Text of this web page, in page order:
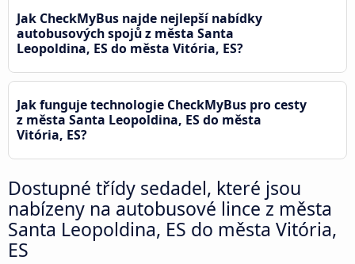
Jak CheckMyBus najde nejlepší nabídky
autobusových spojů z města Santa
Leopoldina, ES do města Vitória, ES?
Jak funguje technologie CheckMyBus pro cesty
z města Santa Leopoldina, ES do města
Vitória, ES?
Dostupné třídy sedadel, které jsou
nabízeny na autobusové lince z města
Santa Leopoldina, ES do města Vitória,
ES